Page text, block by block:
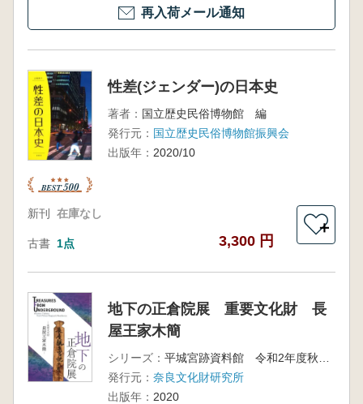
再入荷メール通知
性差(ジェンダー)の日本史
著者： 国立歴史民俗博物館 編
発行元： 国立歴史民俗博物館振興会
出版年： 2020/10
新刊 在庫なし
古書 1点 3,300 円
＋
地下の正倉院展 重要文化財 長
屋王家木簡
シリーズ：
発行元： 奈良文化財研究所
出版年： 2020